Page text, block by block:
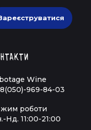
Wine
969-84-03
роботи
Нд. 11:00-21:00